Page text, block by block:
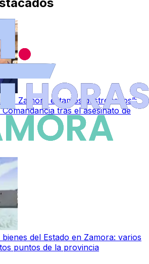
de Zamora estamos destrozados”:
tras el asesinato de
del Estado en Zamora: varios
puntos de la provincia